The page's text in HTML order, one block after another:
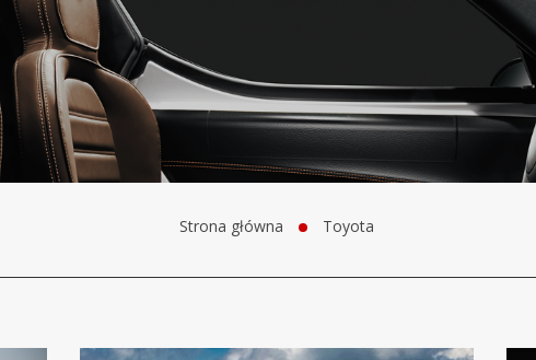
Strona główna Toyota